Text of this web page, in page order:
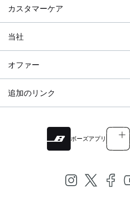
カスタマーケア
当社
オファー
追加のリンク
ボーズアプリ